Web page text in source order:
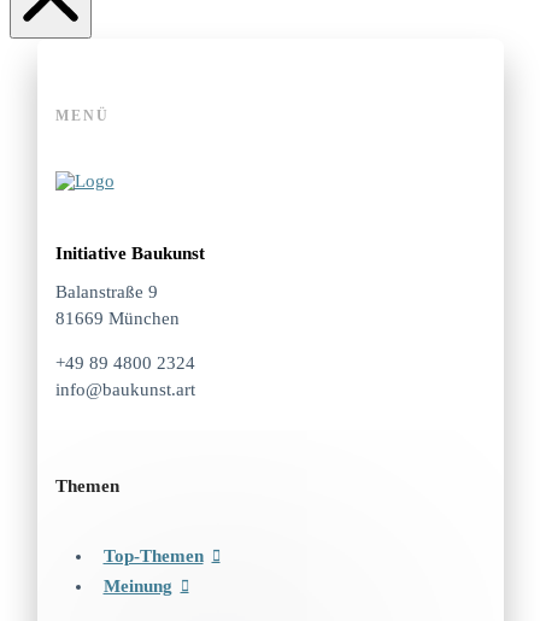
MENÜ
Initiative Baukunst
Balanstraße 9
81669 München
+49 89 4800 2324
info@baukunst.art
Themen
Top-Themen
Meinung